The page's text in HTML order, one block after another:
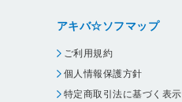
アキバ☆ソフマップ
ご利用規約
個人情報保護方針
特定商取引法に基づく表示